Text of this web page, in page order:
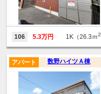
106 5.3万円 1K（26.3ｍ2
数野ハイツＡ棟
アパート